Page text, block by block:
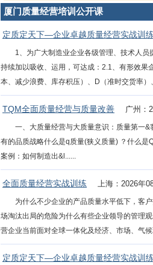
厦门质量经营培训公开课
定质定天下—企业卓越质量经营实战训练
1、为广大制造业企业各级管理、技术人
持续加以吸收、运用，可达成：2.1、有形效果
本、减少浪费、库存积压）、D（准时交货率
TQM全面质量经营与质量改善 广州：
一、大质量经营与大质量意识：质量第一
有的品质战略什么是q质量(狭义质量) ？什么
案例：如何制造出&l......
全面质量经营实战训练 上海：2026年
为什么不少企业的产品质量水平低下，客
场淘汰出局的危险为什么有些企业领导的管理
营企业当前面对全球一体化及经济、市场、气
定质定天下—企业卓越质量经营实战训练